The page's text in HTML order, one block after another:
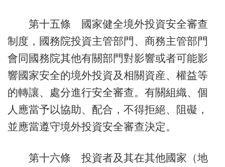
第十五條 國家健全境外投資安全審查
制度，國務院投資主管部門、商務主管部門
會同國務院其他有關部門對影響或者可能影
響國家安全的境外投資及相關資産、權益等
的轉讓、處分進行安全審查。有關組織、個
人應當予以協助、配合，不得拒絕、阻礙，
並應當遵守境外投資安全審查決定。
第十六條 投資者及其在其他國家（地